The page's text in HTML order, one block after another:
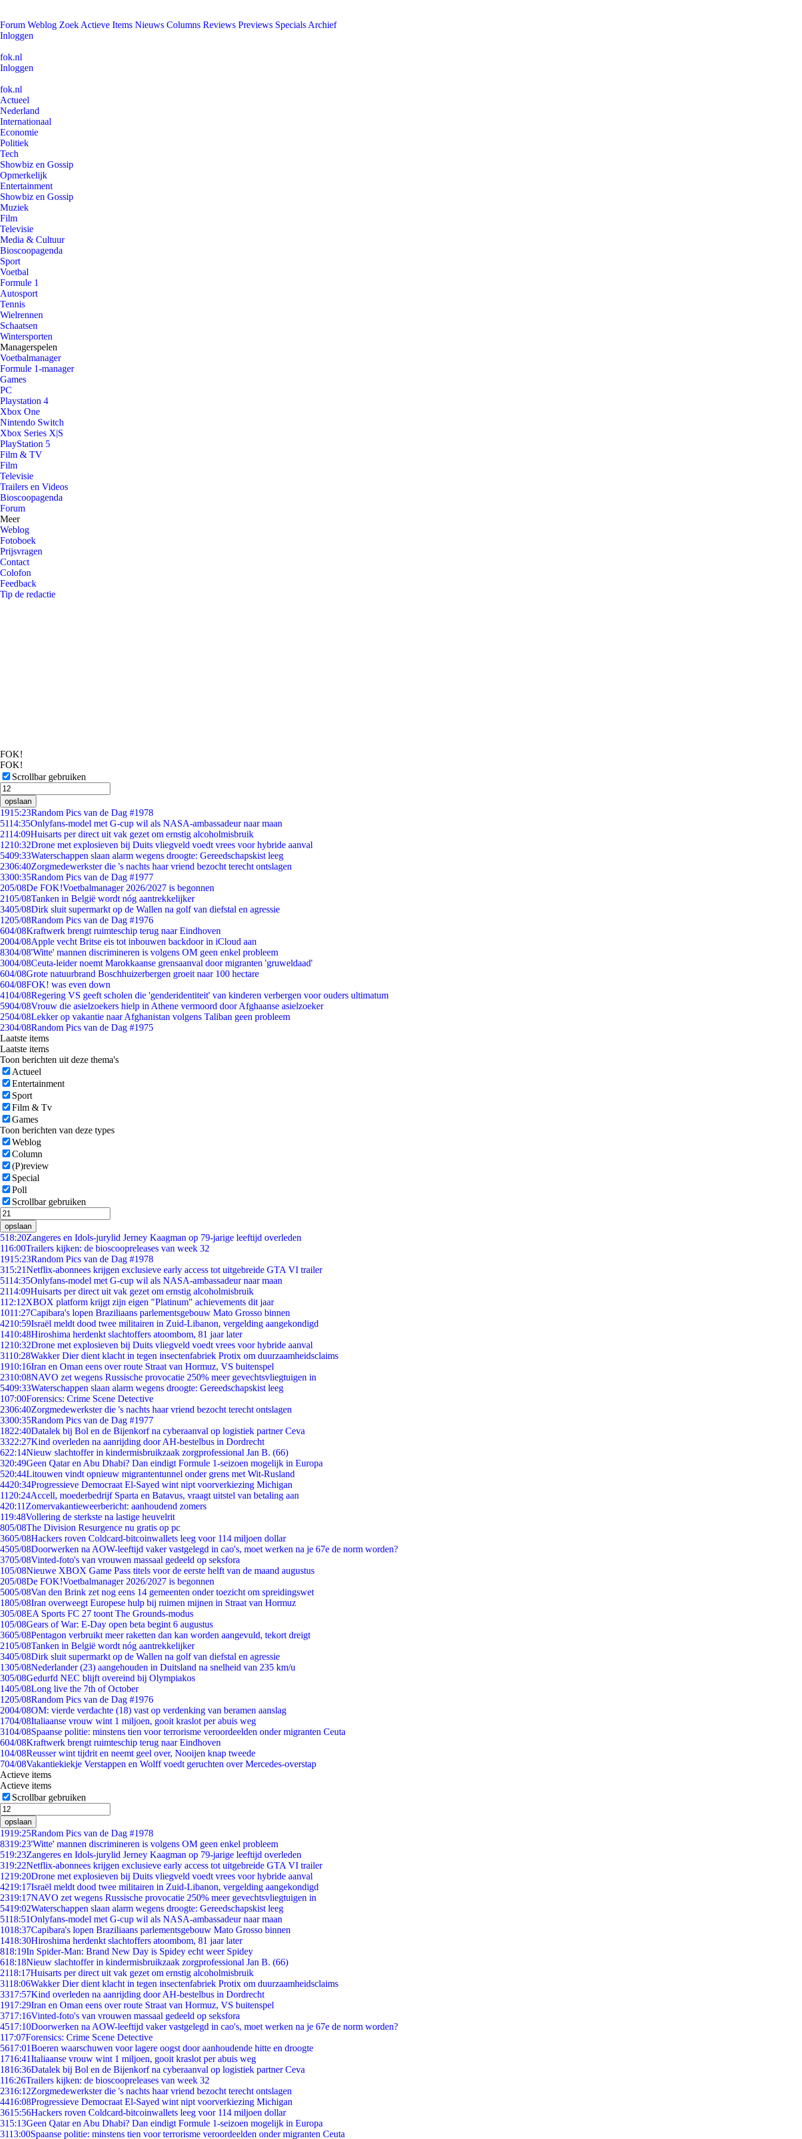
Forum Weblog Zoek Actieve Items Nieuws Columns Reviews Previews Specials Archief
Inloggen
fok.nl
Inloggen
fok.nl
Actueel
Nederland
Internationaal
Economie
Politiek
Tech
Showbiz en Gossip
Opmerkelijk
Entertainment
Showbiz en Gossip
Muziek
Film
Televisie
Media & Cultuur
Bioscoopagenda
Sport
Voetbal
Formule 1
Autosport
Tennis
Wielrennen
Schaatsen
Wintersporten
Managerspelen
Voetbalmanager
Formule 1-manager
Games
PC
Playstation 4
Xbox One
Nintendo Switch
Xbox Series X|S
PlayStation 5
Film & TV
Film
Televisie
Trailers en Videos
Bioscoopagenda
Forum
Meer
Weblog
Fotoboek
Prijsvragen
Contact
Colofon
Feedback
Tip de redactie
FOK!
FOK!
Scrollbar gebruiken
opslaan
1915:23Random Pics van de Dag #1978
5114:35Onlyfans-model met G-cup wil als NASA-ambassadeur naar maan
2114:09Huisarts per direct uit vak gezet om ernstig alcoholmisbruik
1210:32Drone met explosieven bij Duits vliegveld voedt vrees voor hybride aanval
5409:33Waterschappen slaan alarm wegens droogte: Gereedschapskist leeg
2306:40Zorgmedewerkster die 's nachts haar vriend bezocht terecht ontslagen
3300:35Random Pics van de Dag #1977
205/08De FOK!Voetbalmanager 2026/2027 is begonnen
2105/08Tanken in België wordt nóg aantrekkelijker
3405/08Dirk sluit supermarkt op de Wallen na golf van diefstal en agressie
1205/08Random Pics van de Dag #1976
604/08Kraftwerk brengt ruimteschip terug naar Eindhoven
2004/08Apple vecht Britse eis tot inbouwen backdoor in iCloud aan
8304/08'Witte' mannen discrimineren is volgens OM geen enkel probleem
3004/08Ceuta-leider noemt Marokkaanse grensaanval door migranten 'gruweldaad'
604/08Grote natuurbrand Boschhuizerbergen groeit naar 100 hectare
604/08FOK! was even down
4104/08Regering VS geeft scholen die 'genderidentiteit' van kinderen verbergen voor ouders ultimatum
5904/08Vrouw die asielzoekers hielp in Athene vermoord door Afghaanse asielzoeker
2504/08Lekker op vakantie naar Afghanistan volgens Taliban geen probleem
2304/08Random Pics van de Dag #1975
Laatste items
Laatste items
Toon berichten uit deze thema's
Actueel
Entertainment
Sport
Film & Tv
Games
Toon berichten van deze types
Weblog
Column
(P)review
Special
Poll
Scrollbar gebruiken
opslaan
518:20Zangeres en Idols-jurylid Jerney Kaagman op 79-jarige leeftijd overleden
116:00Trailers kijken: de bioscoopreleases van week 32
1915:23Random Pics van de Dag #1978
315:21Netflix-abonnees krijgen exclusieve early access tot uitgebreide GTA VI trailer
5114:35Onlyfans-model met G-cup wil als NASA-ambassadeur naar maan
2114:09Huisarts per direct uit vak gezet om ernstig alcoholmisbruik
112:12XBOX platform krijgt zijn eigen "Platinum" achievements dit jaar
1011:27Capibara's lopen Braziliaans parlementsgebouw Mato Grosso binnen
4210:59Israël meldt dood twee militairen in Zuid-Libanon, vergelding aangekondigd
1410:48Hiroshima herdenkt slachtoffers atoombom, 81 jaar later
1210:32Drone met explosieven bij Duits vliegveld voedt vrees voor hybride aanval
3110:28Wakker Dier dient klacht in tegen insectenfabriek Protix om duurzaamheidsclaims
1910:16Iran en Oman eens over route Straat van Hormuz, VS buitenspel
2310:08NAVO zet wegens Russische provocatie 250% meer gevechtsvliegtuigen in
5409:33Waterschappen slaan alarm wegens droogte: Gereedschapskist leeg
107:00Forensics: Crime Scene Detective
2306:40Zorgmedewerkster die 's nachts haar vriend bezocht terecht ontslagen
3300:35Random Pics van de Dag #1977
1822:40Datalek bij Bol en de Bijenkorf na cyberaanval op logistiek partner Ceva
3322:27Kind overleden na aanrijding door AH-bestelbus in Dordrecht
622:14Nieuw slachtoffer in kindermisbruikzaak zorgprofessional Jan B. (66)
320:49Geen Qatar en Abu Dhabi? Dan eindigt Formule 1-seizoen mogelijk in Europa
520:44Litouwen vindt opnieuw migrantentunnel onder grens met Wit-Rusland
4420:34Progressieve Democraat El-Sayed wint nipt voorverkiezing Michigan
11 20:24Accell, moederbedrijf Sparta en Batavus, vraagt uitstel van betaling aan
420:11 Zomervakantieweerbericht: aanhoudend zomers
119:48Vollering de sterkste na lastige heuvelrit
805/08The Division Resurgence nu gratis op pc
3605/08Hackers roven Coldcard-bitcoinwallets leeg voor 114 miljoen dollar
4505/08Doorwerken na AOW-leeftijd vaker vastgelegd in cao's, moet werken na je 67e de norm worden?
3705/08Vinted-foto's van vrouwen massaal gedeeld op seksfora
105/08Nieuwe XBOX Game Pass titels voor de eerste helft van de maand augustus
205/08De FOK!Voetbalmanager 2026/2027 is begonnen
5005/08Van den Brink zet nog eens 14 gemeenten onder toezicht om spreidingswet
1805/08Iran overweegt Europese hulp bij ruimen mijnen in Straat van Hormuz
305/08EA Sports FC 27 toont The Grounds-modus
105/08Gears of War: E-Day open beta begint 6 augustus
3605/08Pentagon verbruikt meer raketten dan kan worden aangevuld, tekort dreigt
2105/08Tanken in België wordt nóg aantrekkelijker
3405/08Dirk sluit supermarkt op de Wallen na golf van diefstal en agressie
1305/08Nederlander (23) aangehouden in Duitsland na snelheid van 235 km/u
305/08Gedurfd NEC blijft overeind bij Olympiakos
1405/08Long live the 7th of October
1205/08Random Pics van de Dag #1976
2004/08OM: vierde verdachte (18) vast op verdenking van beramen aanslag
1704/08Italiaanse vrouw wint 1 miljoen, gooit kraslot per abuis weg
3104/08Spaanse politie: minstens tien voor terrorisme veroordeelden onder migranten Ceuta
604/08Kraftwerk brengt ruimteschip terug naar Eindhoven
104/08Reusser wint tijdrit en neemt geel over, Nooijen knap tweede
704/08Vakantiekiekje Verstappen en Wolff voedt geruchten over Mercedes-overstap
Actieve items
Actieve items
Scrollbar gebruiken
opslaan
1919:25Random Pics van de Dag #1978
8319:23'Witte' mannen discrimineren is volgens OM geen enkel probleem
519:23Zangeres en Idols-jurylid Jerney Kaagman op 79-jarige leeftijd overleden
319:22Netflix-abonnees krijgen exclusieve early access tot uitgebreide GTA VI trailer
1219:20Drone met explosieven bij Duits vliegveld voedt vrees voor hybride aanval
4219:17Israël meldt dood twee militairen in Zuid-Libanon, vergelding aangekondigd
2319:17NAVO zet wegens Russische provocatie 250% meer gevechtsvliegtuigen in
5419:02Waterschappen slaan alarm wegens droogte: Gereedschapskist leeg
5118:51Onlyfans-model met G-cup wil als NASA-ambassadeur naar maan
1018:37Capibara's lopen Braziliaans parlementsgebouw Mato Grosso binnen
1418:30Hiroshima herdenkt slachtoffers atoombom, 81 jaar later
818:19In Spider-Man: Brand New Day is Spidey echt weer Spidey
618:18Nieuw slachtoffer in kindermisbruikzaak zorgprofessional Jan B. (66)
2118:17Huisarts per direct uit vak gezet om ernstig alcoholmisbruik
3118:06Wakker Dier dient klacht in tegen insectenfabriek Protix om duurzaamheidsclaims
3317:57Kind overleden na aanrijding door AH-bestelbus in Dordrecht
1917:29Iran en Oman eens over route Straat van Hormuz, VS buitenspel
3717:16Vinted-foto's van vrouwen massaal gedeeld op seksfora
4517:10Doorwerken na AOW-leeftijd vaker vastgelegd in cao's, moet werken na je 67e de norm worden?
117:07Forensics: Crime Scene Detective
5617:01Boeren waarschuwen voor lagere oogst door aanhoudende hitte en droogte
1716:41Italiaanse vrouw wint 1 miljoen, gooit kraslot per abuis weg
1816:36Datalek bij Bol en de Bijenkorf na cyberaanval op logistiek partner Ceva
116:26Trailers kijken: de bioscoopreleases van week 32
2316:12Zorgmedewerkster die 's nachts haar vriend bezocht terecht ontslagen
4416:08Progressieve Democraat El-Sayed wint nipt voorverkiezing Michigan
3615:56Hackers roven Coldcard-bitcoinwallets leeg voor 114 miljoen dollar
315:13Geen Qatar en Abu Dhabi? Dan eindigt Formule 1-seizoen mogelijk in Europa
3113:00Spaanse politie: minstens tien voor terrorisme veroordeelden onder migranten Ceuta